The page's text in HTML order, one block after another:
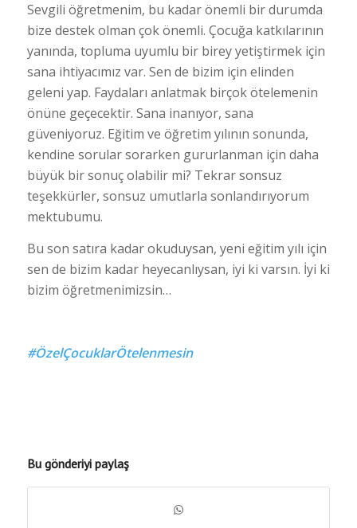
Sevgili öğretmenim, bu kadar önemli bir durumda
bize destek olman çok önemli. Çocuğa katkılarının
yanında, topluma uyumlu bir birey yetiştirmek için
sana ihtiyacımız var. Sen de bizim için elinden
geleni yap. Faydaları anlatmak birçok ötelemenin
önüne geçecektir. Sana inanıyor, sana
güveniyoruz. Eğitim ve öğretim yılının sonunda,
kendine sorular sorarken gururlanman için daha
büyük bir sonuç olabilir mi? Tekrar sonsuz
teşekkürler, sonsuz umutlarla sonlandırıyorum
mektubumu.
Bu son satıra kadar okuduysan, yeni eğitim yılı için
sen de bizim kadar heyecanlıysan, iyi ki varsın. İyi ki
bizim öğretmenimizsin…
#ÖzelÇocuklarÖtelenmesin
Bu gönderiyi paylaş